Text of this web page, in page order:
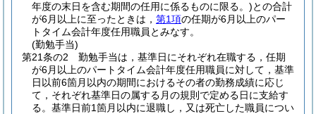
年度の末日を含む期間の任用に係るものに限る。)との合計
が6月以上に至ったときは， 第1項の任期が6月以上のパー
トタイム会計年度任用職員とみなす。
(勤勉手当)
第21条の2
勤勉手当は，基準日にそれぞれ在職する，任期
が6月以上のパートタイム会計年度任用職員に対して，基準
日以前6箇月以内の期間におけるその者の勤務成績に応じ
て，それぞれ基準日の属する月の規則で定める日に支給す
る。 基準日前1箇月以内に退職し，又は死亡した職員につい